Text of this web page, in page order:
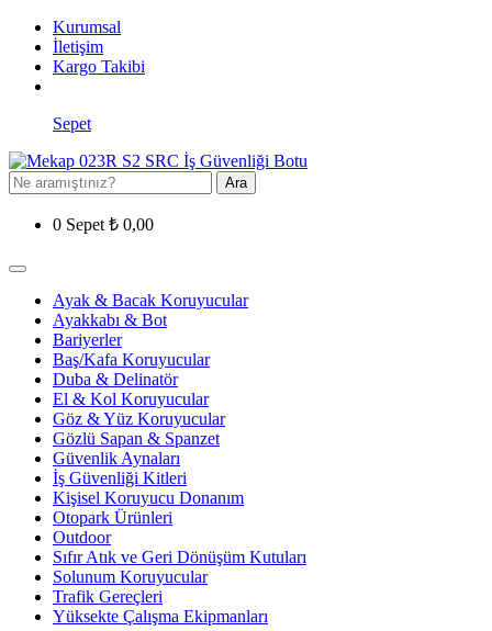
Kurumsal
İletişim
Kargo Takibi
Sepet
Ara
0 Sepet ₺ 0,00
Ayak & Bacak Koruyucular
Ayakkabı & Bot
Bariyerler
Baş/Kafa Koruyucular
Duba & Delinatör
El & Kol Koruyucular
Göz & Yüz Koruyucular
Gözlü Sapan & Spanzet
Güvenlik Aynaları
İş Güvenliği Kitleri
Kişisel Koruyucu Donanım
Otopark Ürünleri
Outdoor
Sıfır Atık ve Geri Dönüşüm Kutuları
Solunum Koruyucular
Trafik Gereçleri
Yüksekte Çalışma Ekipmanları